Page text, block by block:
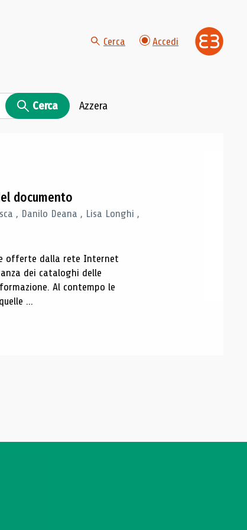
Cerca Accedi
Cerca Azzera
documento
, Danilo Deana , Lisa Longhi ,
offerte dalla rete Internet
dei cataloghi delle
Al contempo le
...